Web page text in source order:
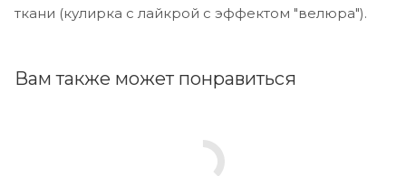
ткани (кулирка с лайкрой с эффектом "велюра").
Вам также может понравиться